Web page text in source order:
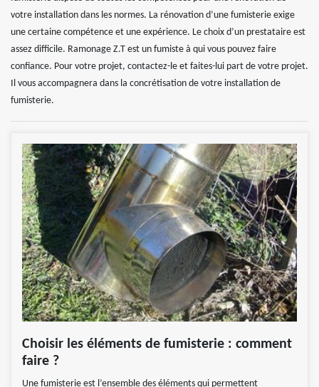
votre installation dans les normes. La rénovation d’une fumisterie exige
une certaine compétence et une expérience. Le choix d’un prestataire est
assez difficile. Ramonage Z.T est un fumiste à qui vous pouvez faire
confiance. Pour votre projet, contactez-le et faites-lui part de votre projet.
Il vous accompagnera dans la concrétisation de votre installation de
fumisterie.
Choisir les éléments de fumisterie : comment
faire ?
Une fumisterie est l’ensemble des éléments qui permettent